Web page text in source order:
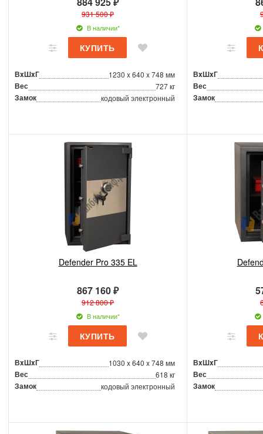
931 500 ₽
В наличии*
ВxШxГ 1230 x 640 x 748 мм
Вес 727 кг
Замок кодовый электронный
ВxШxГ
Вес
Замок
Defender Pro 335 EL
867 160 ₽
912 800 ₽
В наличии*
ВxШxГ 1030 x 640 x 748 мм
Вес 618 кг
Замок кодовый электронный
ВxШxГ
Вес
Замок